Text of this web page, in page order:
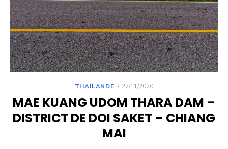
THAÏLANDE
POSTED
22/11/2020
MAE KUANG UDOM THARA DAM –
DISTRICT DE DOI SAKET – CHIANG
MAI